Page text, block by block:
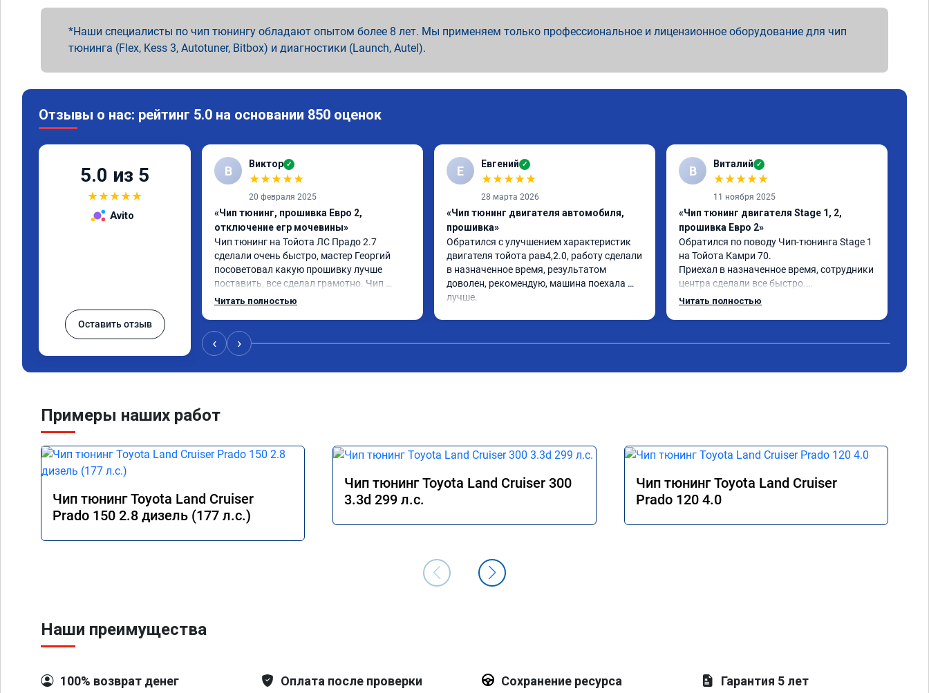
Наши специалисты по чип тюнингу обладают опытом более 8 лет. Мы применяем только профессиональное и лицензионное оборудование для чип
тюнинга (Flex, Kess 3, Autotuner, Bitbox) и диагностики (Launch, Autel).
Отзывы о нас: рейтинг 5.0 на основании 850 оценок
5.0 из 5
★★★★★
Avito
Оставить отзыв
В Виктор ✓
★★★★★
20 февраля 2025
«Чип тюнинг, прошивка Евро 2,
отключение егр мочевины»
Чип тюнинг на Тойота ЛС Прадо 2.7
сделали очень быстро, мастер Георгий
посоветовал какую прошивку лучше
поставить, все сделал грамотно. Чип
тюнингом очень доволен, машина ожила
коробка даже стала работать лучше,
пропали провалы. Расход топлива
Читать полностью
Е Евгений ✓
★★★★★
28 марта 2026
«Чип тюнинг двигателя автомобиля,
прошивка»
Обратился с улучшением характеристик
двигателя тойота рав4,2.0, работу сделали
в назначенное время, результатом
доволен, рекомендую, машина поехала
лучше.
В Виталий ✓
★★★★★
11 ноября 2025
«Чип тюнинг двигателя Stage 1, 2,
прошивка Евро 2»
Обратился по поводу Чип-тюнинга Stage 1
на Тойота Камри 70.
Приехал в назначенное время, сотрудники
центра сделали все быстро.
Авто тестирую, пока всë устраивает.
Читать полностью
‹ ›
Примеры наших работ
Чип тюнинг Toyota Land Cruiser
Prado 150 2.8 дизель (177 л.с.)
Чип тюнинг Toyota Land Cruiser 300
3.3d 299 л.с.
Чип тюнинг Toyota Land Cruiser
Prado 120 4.0
Наши преимущества
100% возврат денег Оплата после проверки Сохранение ресурса Гарантия 5 лет